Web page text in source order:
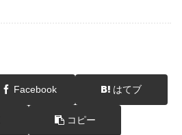
Facebook はてブ
コピー